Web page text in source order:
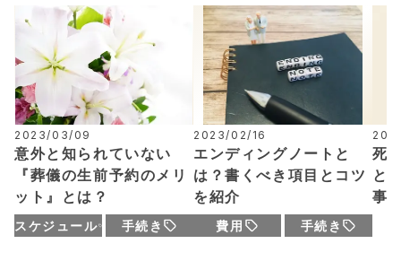
会社概要 店舗用地募集
2023/03/09
意外と知られていない
『葬儀の生前予約のメリ
ット』とは？
スケジュール 手続き
2023/02/16
エンディングノートと
は？書くべき項目とコツ
を紹介
費用 手続き
死
と
事